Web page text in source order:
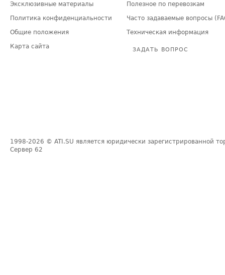
Эксклюзивные материалы
Политика конфиденциальности
Общие положения
Карта сайта
Полезное по перевозкам
Часто задаваемые вопросы
Техническая информация
ЗАДАТЬ ВОПРОС
1998-2026 © ATI.SU является юридически зарегистрированной
Сервер 62